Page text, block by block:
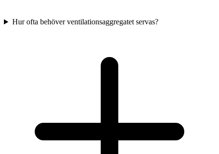
Hur ofta behöver ventilationsaggregatet servas?